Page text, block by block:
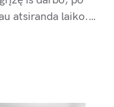
atsiranda laiko.…